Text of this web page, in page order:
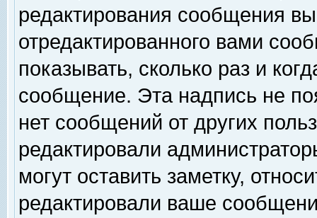
редактирования сообщения
отредактированного вами
показывать, сколько раз и
сообщение. Эта надпись не
нет сообщений от других
редактировали
могут оставить заметку,
редактировали ваше